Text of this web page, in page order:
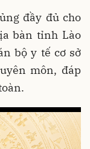
đầy đủ cho
bàn tỉnh Lào
bộ y tế cơ sở
môn, đáp